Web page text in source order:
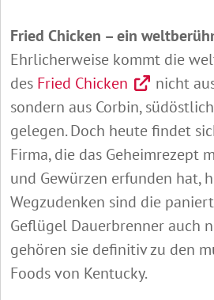
Fried Chicken – ein
Ehrlicherweise kommt die
des Fried Chicken
nicht
sondern aus Corbin,
gelegen. Doch heute findet
Firma, die das Geheimrezept
und Gewürzen erfunden hat,
Wegzudenken sind die
Geflügel Dauerbrenner auch
gehören sie definitiv zu den
Foods von Kentucky.